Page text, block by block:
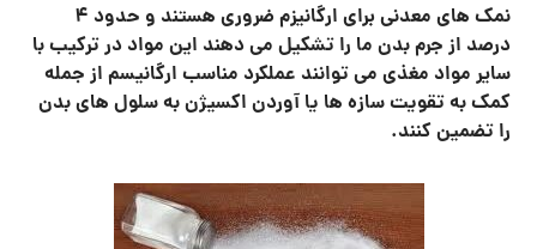
نمک های معدنی برای ارگانیزم ضروری هستند و حدود 4
درصد از جرم بدن ما را تشکیل می دهند این مواد در ترکیب با
سایر مواد مغذی می توانند عملکرد مناسب ارگانیسم از جمله
کمک به تقویت سازه ها یا آوردن اکسیژن به سلول های بدن
را تضمین کنند.